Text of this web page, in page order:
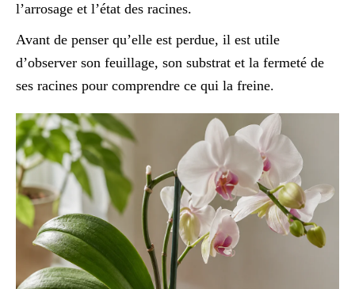
l’arrosage et l’état des racines.
Avant de penser qu’elle est perdue, il est utile
d’observer son feuillage, son substrat et la fermeté de
ses racines pour comprendre ce qui la freine.